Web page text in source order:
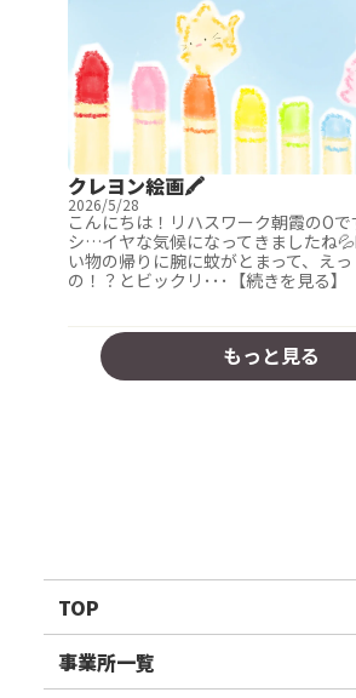
クレヨン絵画🖍
2026/5/28
こんにちは！リハスワーク朝霞のO
シ…イヤな気候になってきましたね
い物の帰りに腕に蚊がとまって、え
の！？とビックリ･･･【続きを見る】
もっと見る
TOP
リハスワーク
事業所一覧